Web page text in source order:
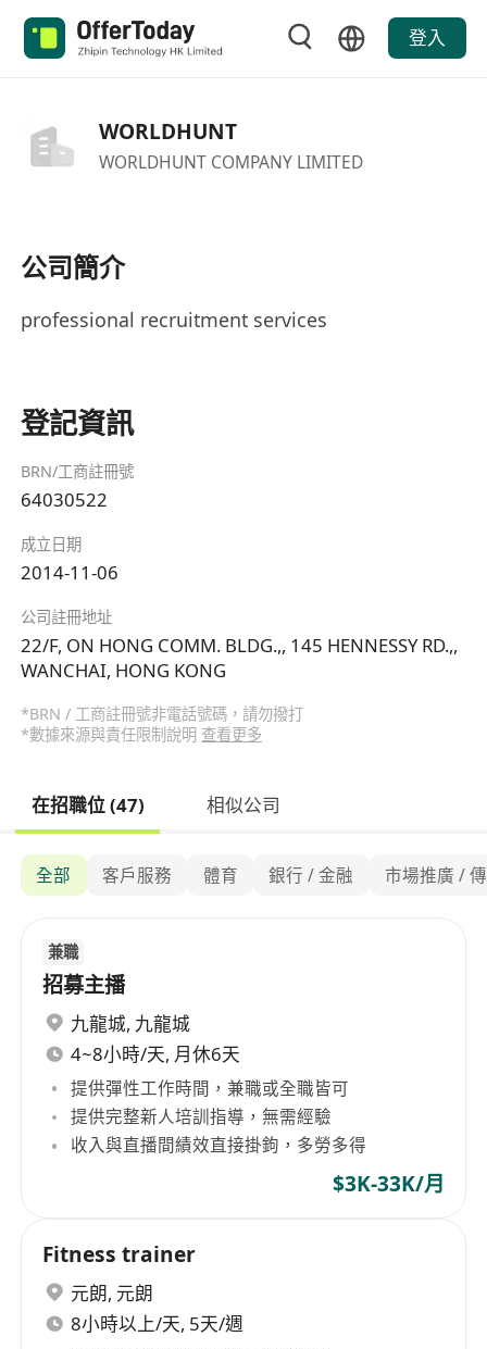
登入
WORLDHUNT
WORLDHUNT COMPANY LIMITED
公司簡介
professional recruitment services
登記資訊
BRN/工商註冊號
64030522
成立日期
2014-11-06
公司註冊地址
22/F, ON HONG COMM. BLDG.,, 145 HENNESSY RD.,,
WANCHAI, HONG KONG
*BRN / 工商註冊號非電話號碼，請勿撥打
*數據來源與責任限制說明 查看更多
在招職位 (47) 相似公司
全部 客戶服務 體育 銀行 / 金融 市場推廣 /
兼職
招募主播
九龍城, 九龍城
4~8小時/天, 月休6天
提供彈性工作時間，兼職或全職皆可
提供完整新人培訓指導，無需經驗
收入與直播間績效直接掛鉤，多勞多得
$3K-33K/月
Fitness trainer
元朗, 元朗
8小時以上/天, 5天/週